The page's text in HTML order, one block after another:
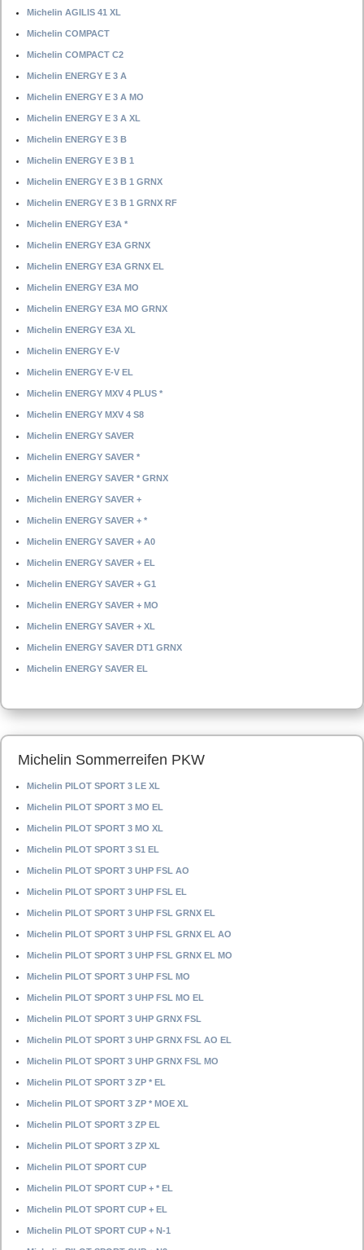
Michelin AGILIS 41 XL
Michelin COMPACT
Michelin COMPACT C2
Michelin ENERGY E 3 A
Michelin ENERGY E 3 A MO
Michelin ENERGY E 3 A XL
Michelin ENERGY E 3 B
Michelin ENERGY E 3 B 1
Michelin ENERGY E 3 B 1 GRNX
Michelin ENERGY E 3 B 1 GRNX RF
Michelin ENERGY E3A *
Michelin ENERGY E3A GRNX
Michelin ENERGY E3A GRNX EL
Michelin ENERGY E3A MO
Michelin ENERGY E3A MO GRNX
Michelin ENERGY E3A XL
Michelin ENERGY E-V
Michelin ENERGY E-V EL
Michelin ENERGY MXV 4 PLUS *
Michelin ENERGY MXV 4 S8
Michelin ENERGY SAVER
Michelin ENERGY SAVER *
Michelin ENERGY SAVER * GRNX
Michelin ENERGY SAVER +
Michelin ENERGY SAVER + *
Michelin ENERGY SAVER + A0
Michelin ENERGY SAVER + EL
Michelin ENERGY SAVER + G1
Michelin ENERGY SAVER + MO
Michelin ENERGY SAVER + XL
Michelin ENERGY SAVER DT1 GRNX
Michelin ENERGY SAVER EL
Michelin Sommerreifen PKW
Michelin PILOT SPORT 3 LE XL
Michelin PILOT SPORT 3 MO EL
Michelin PILOT SPORT 3 MO XL
Michelin PILOT SPORT 3 S1 EL
Michelin PILOT SPORT 3 UHP FSL AO
Michelin PILOT SPORT 3 UHP FSL EL
Michelin PILOT SPORT 3 UHP FSL GRNX EL
Michelin PILOT SPORT 3 UHP FSL GRNX EL AO
Michelin PILOT SPORT 3 UHP FSL GRNX EL MO
Michelin PILOT SPORT 3 UHP FSL MO
Michelin PILOT SPORT 3 UHP FSL MO EL
Michelin PILOT SPORT 3 UHP GRNX FSL
Michelin PILOT SPORT 3 UHP GRNX FSL AO EL
Michelin PILOT SPORT 3 UHP GRNX FSL MO
Michelin PILOT SPORT 3 ZP * EL
Michelin PILOT SPORT 3 ZP * MOE XL
Michelin PILOT SPORT 3 ZP EL
Michelin PILOT SPORT 3 ZP XL
Michelin PILOT SPORT CUP
Michelin PILOT SPORT CUP + * EL
Michelin PILOT SPORT CUP + EL
Michelin PILOT SPORT CUP + N-1